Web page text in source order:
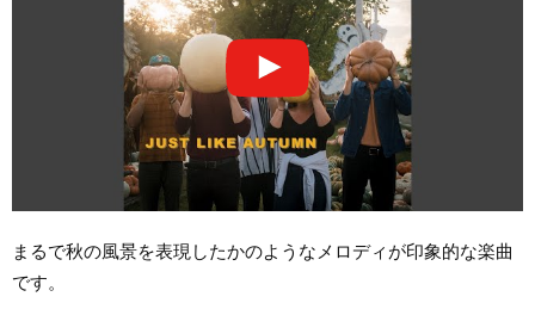
まるで秋の風景を表現したかのようなメロディが印象的な楽曲
です。